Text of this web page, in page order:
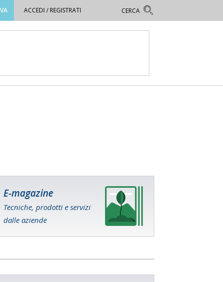
ACCEDI / REGISTRATI
E-magazine
Tecniche, prodotti e servizi
dalle aziende